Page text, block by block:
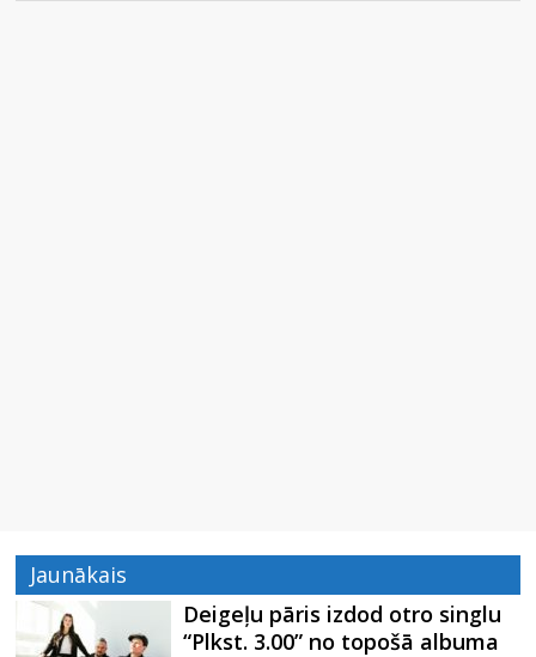
Jaunākais
Deigeļu pāris izdod otro singlu
“Plkst. 3.00” no topošā albuma